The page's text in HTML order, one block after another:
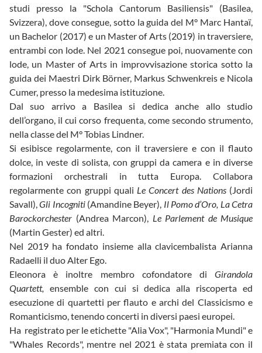
studi presso la "Schola Cantorum Basiliensis" (Basilea,
Svizzera), dove consegue, sotto la guida del M° Marc Hantaï,
un Bachelor (2017) e un Master of Arts (2019) in traversiere,
entrambi con lode. Nel 2021 consegue poi, nuovamente con
lode, un Master of Arts in improvvisazione storica sotto la
guida dei Maestri Dirk Börner, Markus Schwenkreis e Nicola
Cumer, presso la medesima istituzione.
Dal suo arrivo a Basilea si dedica anche allo studio
dell’organo, il cui corso frequenta, come secondo strumento,
nella classe del M° Tobias Lindner.
Si esibisce regolarmente, con il traversiere e con il flauto
dolce, in veste di solista, con gruppi da camera e in diverse
formazioni orchestrali in tutta Europa. Collabora
regolarmente con gruppi quali Le Concert des Nations(Jordi
Savall),Gli Incogniti(Amandine Beyer), Il Pomo d’Oro, La Cetra
Barockorchester (Andrea Marcon), Le Parlement de Musique
(Martin Gester) ed altri.
Nel 2019 ha fondato insieme alla clavicembalista Arianna
Radaelli il duo Alter Ego.
Eleonora è inoltre membro cofondatore di Girandola
Quartett,
ensemble con cui si dedica alla riscoperta ed
esecuzione di quartetti per flauto e archi del Classicismo e
Romanticismo, tenendo concerti in diversi paesi europei.
Ha registrato per le etichette "Alia Vox", "Harmonia Mundi" e
"Whales Records", mentre nel 2021 è stata premiata con il